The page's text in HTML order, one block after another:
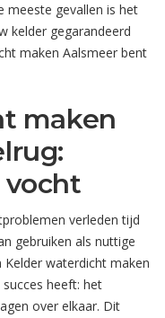
meeste gevallen is het
kelder gegarandeerd
maken Aalsmeer bent
maken
verleden tijd
gebruiken als nuttige
waterdicht maken
heeft: het
over elkaar. Dit